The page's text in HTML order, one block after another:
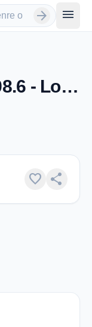
arrow_forward menu
Azul FM - FM 98.6 - Lorca
favorite share